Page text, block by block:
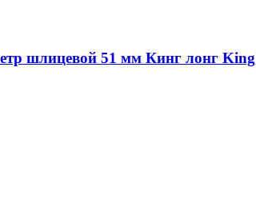
шлицевой 51 мм Кинг лонг